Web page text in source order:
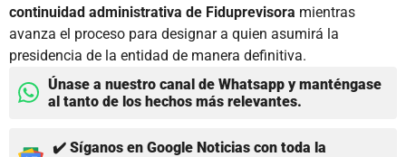
continuidad administrativa de Fiduprevisora mientras
avanza el proceso para designar a quien asumirá la
presidencia de la entidad de manera definitiva.
Únase a nuestro canal de Whatsapp y manténgase
al tanto de los hechos más relevantes.
✔️ Síganos en Google Noticias con toda la